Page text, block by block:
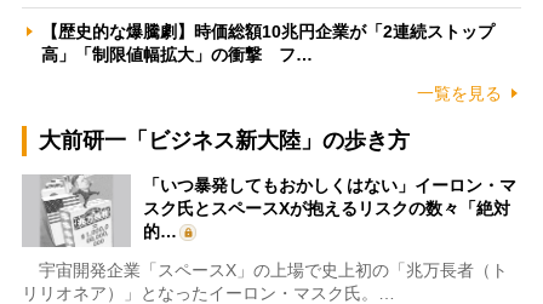
【歴史的な爆騰劇】時価総額10兆円企業が「2連続ストップ
高」「制限値幅拡大」の衝撃 フ…
一覧を見る
大前研一「ビジネス新大陸」の歩き方
「いつ暴発してもおかしくはない」イーロン・マ
スク氏とスペースXが抱えるリスクの数々「絶対
的…
宇宙開発企業「スペースX」の上場で史上初の「兆万長者（ト
リリオネア）」となったイーロン・マスク氏。…